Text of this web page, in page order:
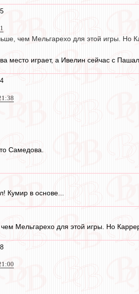
чем Мельгарехо для этой игры. Но
место играет, а Ивелин сейчас с
Самедова.
Кумир в основе...
Мельгарехо для этой игры. Но